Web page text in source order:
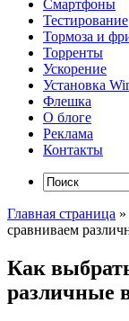
Смартфоны
Тестирование
Тормоза и
Торренты
Ускорение
Установка
Флешка
О блоге
Реклама
Контакты
Главная страница »
сравниваем
Как
различные